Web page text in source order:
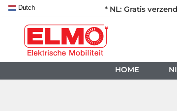
* NL: Gratis
Dutch
HOME